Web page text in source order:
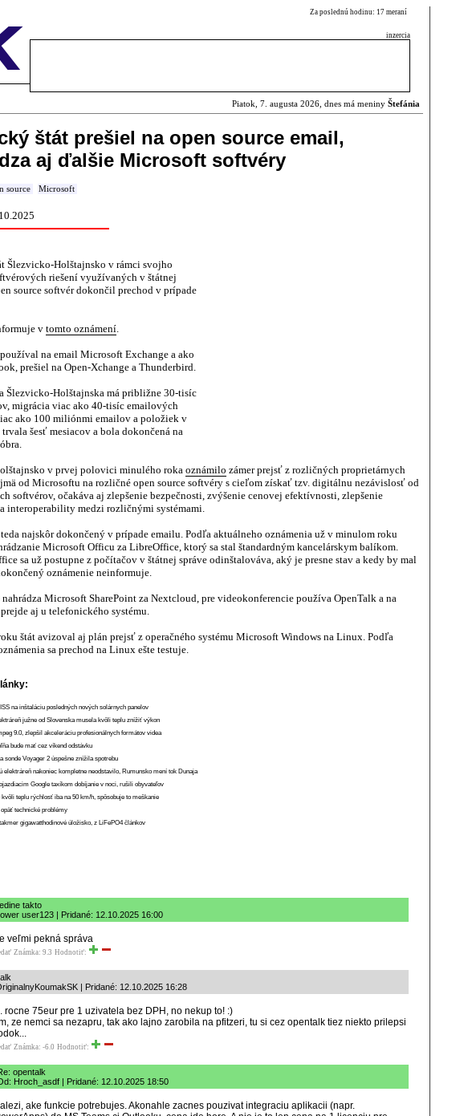
Za poslednú hodinu: 17 meraní
inzercia
Piatok, 7. augusta 2026, dnes má meniny Štefánia
štát prešiel na open source email,
aj ďalšie Microsoft softvéry
source Microsoft
Šlezvicko-Holštajnsko v rámci svojho
riešení využívaných v štátnej
source softvér dokončil prechod v prípade
vtomto oznámení.
na email Microsoft Exchange a ako
prešiel na Open-Xchange a Thunderbird.
Šlezvicko-Holštajnska má približne 30-tisíc
migrácia viac ako 40-tisíc emailových
ako 100 miliónmi emailov a položiek v
šesť mesiacov a bola dokončená na
v prvej polovici minulého roka oznámilo zámer prejsť z rozličných proprietárnych
od Microsoftu na rozličné open source softvéry s cieľom získať tzv. digitálnu nezávislosť od
softvérov, očakáva aj zlepšenie bezpečnosti, zvýšenie cenovej efektívnosti, zlepšenie
interoperability medzi rozličnými systémami.
najskôr dokončený v prípade emailu. Podľa aktuálneho oznámenia už v minulom roku
Microsoft Officu za LibreOffice, ktorý sa stal štandardným kancelárskym balíkom.
sa už postupne z počítačov v štátnej správe odinštalováva, aký je presne stav a kedy by mal
oznámenie neinformuje.
nahrádza Microsoft SharePoint za Nextcloud, pre videokonferencie používa OpenTalk a na
aj u telefonického systému.
štát avizoval aj plán prejsť z operačného systému Microsoft Windows na Linux. Podľa
sa prechod na Linux ešte testuje.
na inštaláciu posledných nových solárnych panelov
južne od Slovenska musela kvôli teplu znížiť výkon
9.0, zlepšil akceleráciu profesionálnych formátov videa
bude mať cez víkend odstávku
sonde Voyager 2 úspešne znížila spotrebu
elektráreň nakoniec kompletne neodstavilo, Rumunsko mení tok Dunaja
Google taxíkom dobíjanie v noci, rušili obyvateľov
teplu rýchlosť iba na 50 km/h, spôsobuje to meškanie
technické problémy
gigawatthodinové úložisko, z LiFePO4 článkov
takto
user123 | Pridané: 12.10.2025 16:00
veľmi pekná správa
Známka: 9.3 Hodnotiť:
| Pridané: 12.10.2025 16:28
rocne 75eur pre 1 uzivatela bez DPH, no nekup to! :)
ze nemci sa nezapru, tak ako lajno zarobila na pfitzeri, tu si cez opentalk tiez niekto prilepsi
Známka: -6.0 Hodnotiť:
opentalk
Hroch_asdf | Pridané: 12.10.2025 18:50
ake funkcie potrebujes. Akonahle zacnes pouzivat integraciu aplikacii (napr.